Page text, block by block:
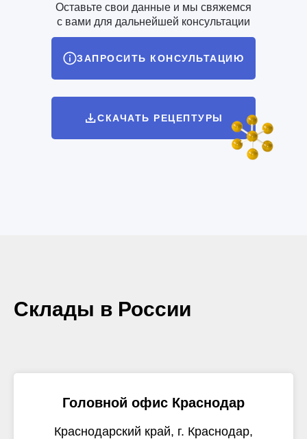
СКАЧАТЬ РЕЦЕПТУРЫ
ЗАПРОСИТЬ КОНСУЛЬТАЦИЮ
Оставьте свои данные и мы свяжемся
с вами для дальнейшей консультации
Склады в России
Головной офис Краснодар
Краснодарский край, г. Краснодар,